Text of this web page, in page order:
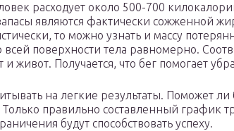
расходует около 500-700
являются фактически сожженной
то можно узнать и массу
всей поверхности тела равномерно.
и живот. Получается, что бег помогает
на легкие результаты. Поможет ли
Только правильно составленный график
будут способствовать успеху.